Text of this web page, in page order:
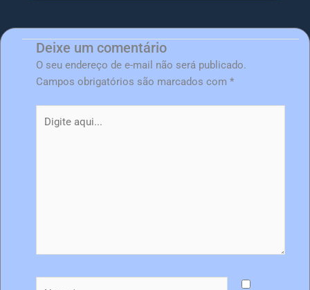
Deixe um comentário
O seu endereço de e-mail não será publicado.
Campos obrigatórios são marcados com *
aqui...